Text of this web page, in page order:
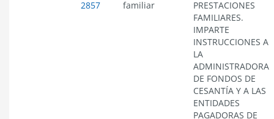
2857 familiar
PRESTACIONES
FAMILIARES.
IMPARTE
INSTRUCCIONES A
LA
ADMINISTRADORA
DE FONDOS DE
CESANTÍA Y A LAS
ENTIDADES
PAGADORAS DE